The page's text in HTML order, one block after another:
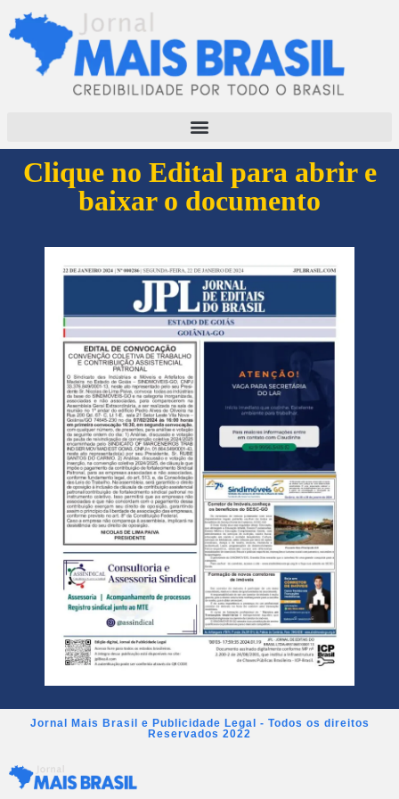
Clique no Edital para abrir e
baixar o documento
Jornal Mais Brasil e Publicidade Legal - Todos os direitos
Reservados 2022